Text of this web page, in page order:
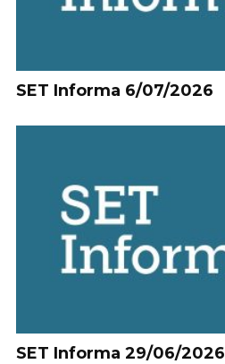
SET Informa 6/07/2026
SET Informa 29/06/2026